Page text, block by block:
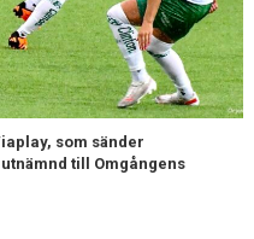
som sänder
till Omgångens